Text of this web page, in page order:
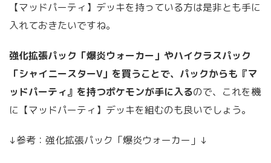
【マッドパーティ】デッキを持っている方は是非とも手に
入れておきたいですね。
強化拡張パック「爆炎ウォーカー」やハイクラスパック
「シャイニースターV」を買うことで、パックからも『マ
ッドパーティ』を持つポケモンが手に入るので、これを機
に【マッドパーティ】デッキを組むのも良いでしょう。
↓参考：強化拡張パック「爆炎ウォーカー」↓